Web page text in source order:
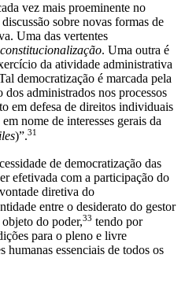
vez mais proeminente no
sobre novas formas de
Uma das vertentes
constitucionalização. Uma outra é
da atividade administrativa
democratização é marcada pela
administrados nos processos
em defesa de direitos individuais
nome de interesses gerais da
)”.31
de democratização das
efetivada com a participação do
diretiva do
entre o desiderato do gestor
do poder,33 tendo por
para o pleno e livre
humanas essenciais de todos os